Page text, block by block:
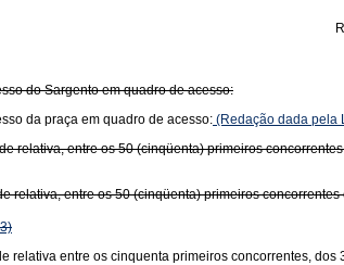
do Sargento em quadro de acesso:
da praça em quadro de acesso: (Redação dada pela
relativa, entre os 50 (cinqüenta) primeiros
relativa, entre os 50 (cinqüenta) primeiros
relativa entre os cinquenta primeiros concorrentes, dos